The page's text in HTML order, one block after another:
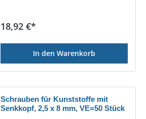
Regulärer Preis:
18,92 €*
In den Warenkorb
Schrauben für Kunststoffe mit
Senkkopf, 2,5 x 8 mm, VE=50 Stück